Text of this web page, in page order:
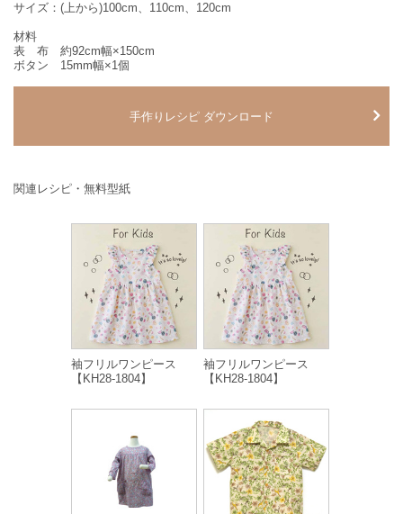
サイズ：(上から)100cm、110cm、120cm
材料
表 布 約92cm幅×150cm
ボタン 15mm幅×1個
手作りレシピ ダウンロード
関連レシピ・無料型紙
袖フリルワンピース
【KH28-1804】
袖フリルワンピース
【KH28-1804】